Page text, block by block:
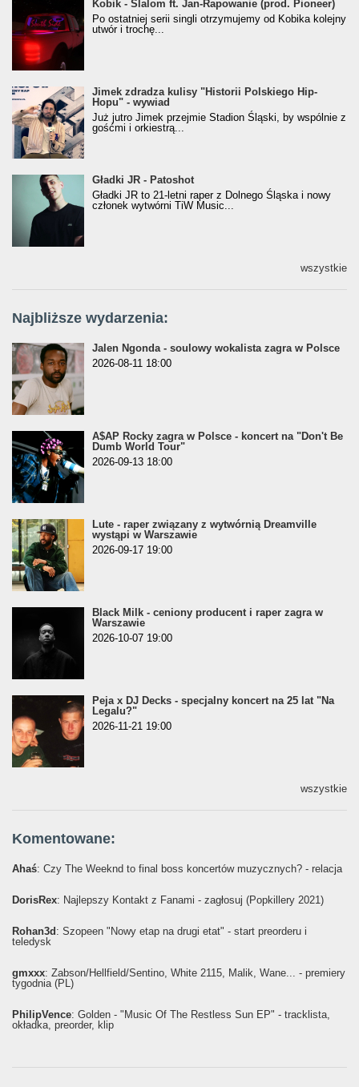
Kobik - Slalom ft. Jan-Rapowanie (prod. Pioneer)
[Official Music Visualiser]
Kobik - Slalom ft. Jan-Rapowanie (prod. Pioneer)
Po ostatniej serii singli otrzymujemy od Kobika kolejny
utwór i trochę...
Jimek zdradza kulisy "Historii Polskiego Hip-
Hopu" - wywiad
Jimek zdradza kulisy "Historii Polskiego Hip-
Hopu" - wywiad
Już jutro Jimek przejmie Stadion Śląski, by wspólnie z
gośćmi i orkiestrą...
Gładki JR - Patoshot
Gładki JR - Patoshot
Gładki JR to 21-letni raper z Dolnego Śląska i nowy
członek wytwórni TiW Music...
wszystkie
Najbliższe wydarzenia:
Jalen Ngonda - soulowy wokalista zagra w Polsce
2026-08-11 18:00
A$AP Rocky zagra w Polsce - koncert na "Don't Be
Dumb World Tour"
2026-09-13 18:00
Lute - raper związany z wytwórnią Dreamville
wystąpi w Warszawie
2026-09-17 19:00
Black Milk - ceniony producent i raper zagra w
Warszawie
2026-10-07 19:00
Peja x DJ Decks - specjalny koncert na 25 lat "Na
Legalu?"
2026-11-21 19:00
wszystkie
Komentowane:
Ahaś: Czy The Weeknd to final boss koncertów muzycznych? - relacja
DorisRex: Najlepszy Kontakt z Fanami - zagłosuj (Popkillery 2021)
Rohan3d : Szopeen "Nowy etap na drugi etat" - start preorderu i
teledysk
gmxxx: Żabson/Hellfield/Sentino, White 2115, Malik, Wane... - premiery
tygodnia (PL)
PhilipVence: Golden - "Music Of The Restless Sun EP" - tracklista,
okładka, preorder, klip